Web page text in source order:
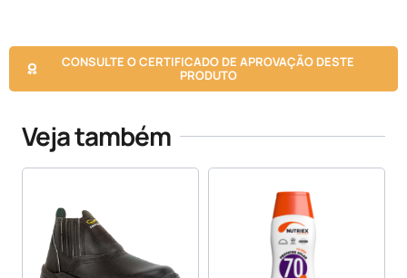
CONSULTE O CERTIFICADO DE APROVAÇÃO DESTE
PRODUTO
Veja também